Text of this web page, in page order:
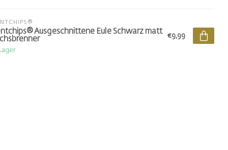
Ausgeschnittene Eule Schwarz matt
€9,99